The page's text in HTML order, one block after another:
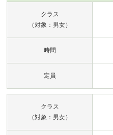
クラス
（対象：男女）
時間
定員
クラス
（対象：男女）